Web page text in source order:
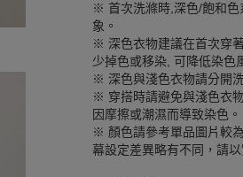
※ 首次洗滌時,深色/飽和色
象。
※ 深色衣物建議在首次穿
少掉色或移染, 可降低染色
※ 深色與淺色衣物請分開
※ 穿搭時請避免與淺色衣
因摩擦或潮濕而導致染色。
※ 顏色請參考單品圖片較
幕設定差異略有不同，請